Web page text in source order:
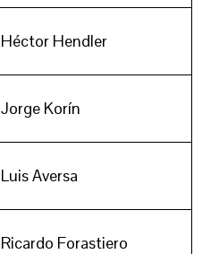
Héctor Hendler
Jorge Korín
Luis Aversa
Ricardo Forastiero